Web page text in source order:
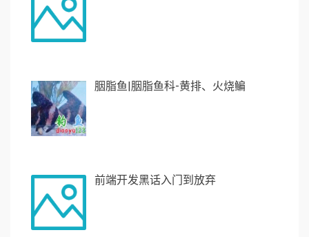
胭脂鱼|胭脂鱼科-黄排、火烧鳊
前端开发黑话入门到放弃